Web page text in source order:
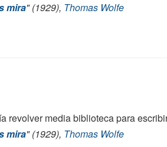
mira" (1929), Thomas Wolfe
revolver media biblioteca para
mira" (1929), Thomas Wolfe